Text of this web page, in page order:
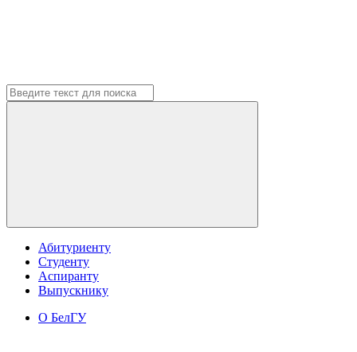
Абитуриенту
Студенту
Аспиранту
Выпускнику
О БелГУ